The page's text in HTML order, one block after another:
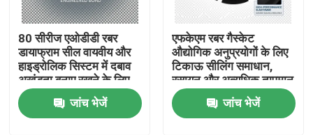
कारखाने का दौरा
गुणवत्ता नियंत्रण
समाचार
80 सीरीज एओडीडी रबर
डायाफ्राम सील वायवीय और
हाइड्रोलिक सिस्टम में दबाव
अखंडता बनाए रखने के लिए
आदर्श विकल्प
जांच भेजें
एफकेएम रबर गैस्केट
औद्योगिक अनुप्रयोगों के लिए
टिकाऊ सीलिंग समाधान,
रसायन और अत्यधिक तापमान
प्रतिरोधी
जांच भेजें